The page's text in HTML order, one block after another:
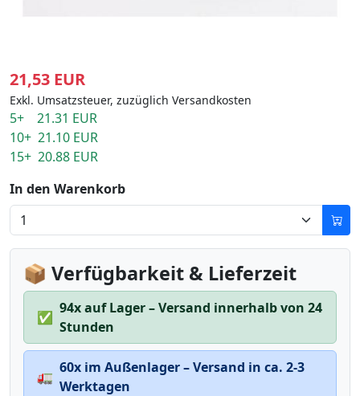
21,53 EUR
Exkl. Umsatzsteuer, zuzüglich Versandkosten
5+ 21.31 EUR
10+ 21.10 EUR
15+ 20.88 EUR
In den Warenkorb
📦 Verfügbarkeit & Lieferzeit
✅
94x auf Lager – Versand innerhalb von 24
Stunden
🚛
60x im Außenlager – Versand in ca. 2-3
Werktagen